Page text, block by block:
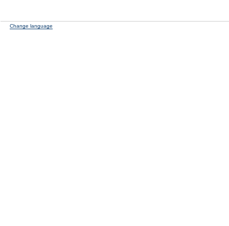
Change language